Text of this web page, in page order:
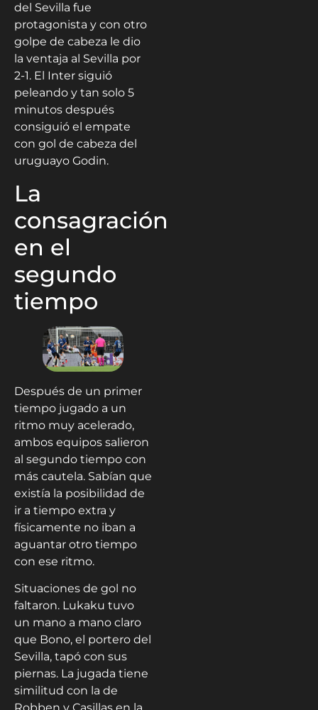
del Sevilla fue
protagonista y con otro
golpe de cabeza le dio
la ventaja al Sevilla por
2-1. El Inter siguió
peleando y tan solo 5
minutos después
consiguió el empate
con gol de cabeza del
uruguayo Godin.
La
consagración
en el
segundo
tiempo
Después de un primer
tiempo jugado a un
ritmo muy acelerado,
ambos equipos salieron
al segundo tiempo con
más cautela. Sabían que
existía la posibilidad de
ir a tiempo extra y
físicamente no iban a
aguantar otro tiempo
con ese ritmo.
Situaciones de gol no
faltaron. Lukaku tuvo
un mano a mano claro
que Bono, el portero del
Sevilla, tapó con sus
piernas. La jugada tiene
similitud con la de